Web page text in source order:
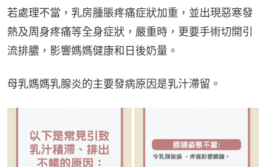
若處理不當，乳房腫脹疼痛症狀加重，並出現惡寒發
熱及周身疼痛等全身症狀，嚴重時，更要手術切開引
流排膿，影響媽媽健康和日後奶量。
母乳媽媽乳腺炎的主要發病原因是乳汁滯留。